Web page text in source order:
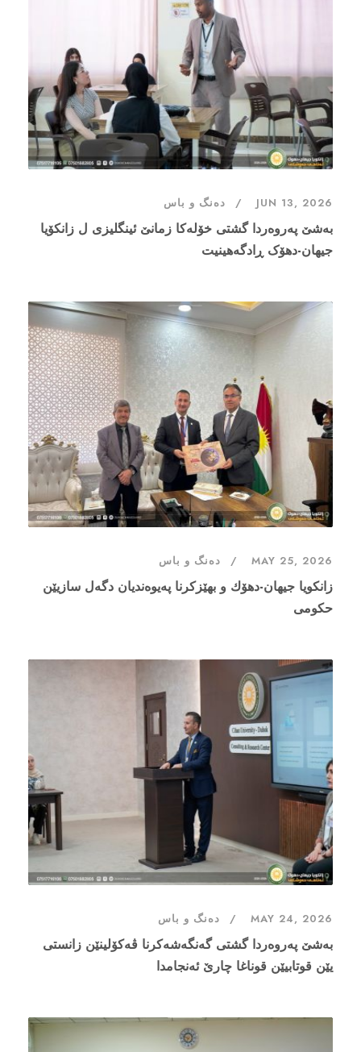
JUN 13, 2026 دەنگ و باس
بەشێ پەروەردا گشتى خۆلەکا زمانێ ئینگلیزی ل زانکۆیا
جیهان-دهۆک ڕادگه‌هینیت
MAY 25, 2026 دەنگ و باس
زانكویا جیهان-دهۆك و بهێزكرنا په‌یوه‌ندیان دگه‌ل سازیێن
حكومى
MAY 24, 2026 دەنگ و باس
بەشێ پەروەردا گشتی گەنگەشەكرنا ڤەکۆلینێن زانستی
یێن قوتابیێن قوناغا چارێ ئەنجامدا